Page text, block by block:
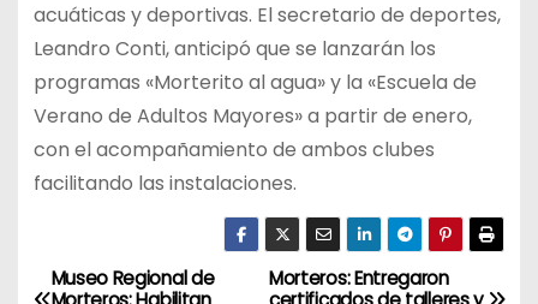
acuáticas y deportivas. El secretario de deportes,
Leandro Conti, anticipó que se lanzarán los
programas «Morterito al agua» y la «Escuela de
Verano de Adultos Mayores» a partir de enero,
con el acompañamiento de ambos clubes
facilitando las instalaciones.
N
Morteros: Entregaron
Museo Regional de